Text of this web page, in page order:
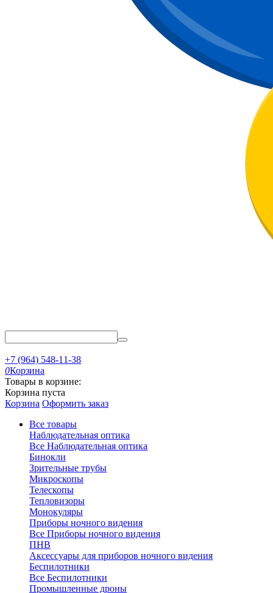
+7 (964) 548-11-38
0Корзина
Товары в корзине:
Корзина пуста
Корзина Оформить заказ
Все товары
Наблюдательная оптика
Все Наблюдательная оптика
Бинокли
Зрительные трубы
Микроскопы
Телескопы
Тепловизоры
Монокуляры
Приборы ночного видения
Все Приборы ночного видения
ПНВ
Аксессуары для приборов ночного видения
Беспилотники
Все Беспилотники
Промышленные дроны